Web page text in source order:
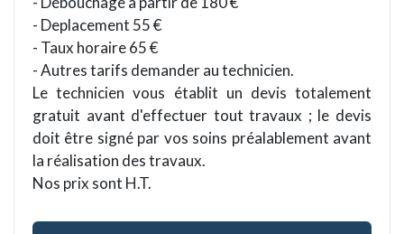
- Deplacement 55 €
- Taux horaire 65 €
- Autres tarifs demander au technicien.
Le technicien vous établit un devis totalement
gratuit avant d'effectuer tout travaux ; le devis
doit être signé par vos soins préalablement avant
la réalisation des travaux.
Nos prix sont H.T.